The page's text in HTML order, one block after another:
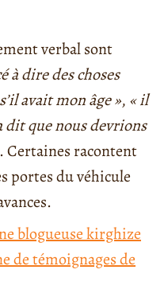
verbal sont
à dire des choses
avait mon âge », « il
dit que nous devrions
. Certaines racontent
portes du véhicule
blogueuse kirghize
de témoignages de